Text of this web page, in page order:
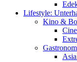
Lifestyle:
Kino &